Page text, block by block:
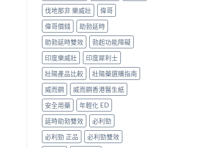
伐地那非 樂威壯
偉哥
偉哥價錢
助勃延時
助勃延時雙效
勃起功能障礙
印度樂威壯
印度犀利士
壯陽產品比較
壯陽藥選購指南
威而鋼
威而鋼香港醫生紙
安全用藥
年輕化 ED
延時助勃雙效
必利勁
必利勁 正品
必利勁雙效